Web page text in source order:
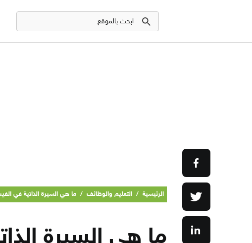
الرئيسية / التعليم والوظائف / ما هي السيرة الذاتية في